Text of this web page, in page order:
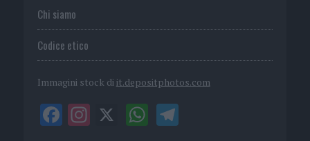
Chi siamo
Codice etico
Immagini stock di it.depositphotos.com